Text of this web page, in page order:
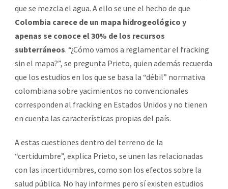
que se mezcla el agua. A ello se une el hecho de que
Colombia carece de un mapa hidrogeológico y
apenas se conoce el 30% de los recursos
subterráneos. “¿Cómo vamos a reglamentar el fracking
sin el mapa?”, se pregunta Prieto, quien además recuerda
que los estudios en los que se basa la “débil” normativa
colombiana sobre yacimientos no convencionales
corresponden al fracking en Estados Unidos y no tienen
en cuenta las características propias del país.
A estas cuestiones dentro del terreno de la
“certidumbre”, explica Prieto, se unen las relacionadas
con las incertidumbres, como son los efectos sobre la
salud pública. No hay informes pero sí existen estudios